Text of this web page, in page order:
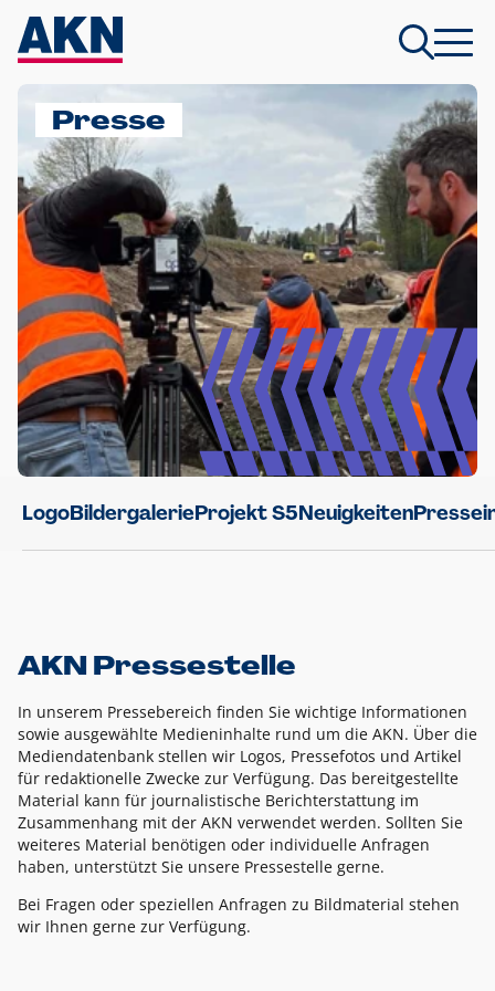
Presse
LogoBildergalerieProjekt S5Neuigkeiten
AKN Pressestelle
In unserem Pressebereich finden Sie wichtige Informationen
sowie ausgewählte Medieninhalte rund um die AKN. Über die
Mediendatenbank stellen wir Logos, Pressefotos und Artikel
für redaktionelle Zwecke zur Verfügung. Das bereitgestellte
Material kann für journalistische Berichterstattung im
Zusammenhang mit der AKN verwendet werden. Sollten Sie
weiteres Material benötigen oder individuelle Anfragen
haben, unterstützt Sie unsere Pressestelle gerne.
Bei Fragen oder speziellen Anfragen zu Bildmaterial stehen
wir Ihnen gerne zur Verfügung.